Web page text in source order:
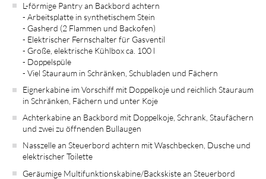
L-förmige Pantry an Backbord achtern
- Arbeitsplatte in synthetischem Stein
- Gasherd (2 Flammen und Backofen)
- Elektrischer Fernschalter für Gasventil
- Große, elektrische Kühlbox ca. 100 l
- Doppelspüle
- Viel Stauraum in Schränken, Schubladen und Fächern
Eignerkabine im Vorschiff mit Doppelkoje und reichlich Stauraum
in Schränken, Fächern und unter Koje
Achterkabine an Backbord mit Doppelkoje, Schrank, Staufächern
und zwei zu öffnenden Bullaugen
Nasszelle an Steuerbord achtern mit Waschbecken, Dusche und
elektrischer Toilette
Geräumige Multifunktionskabine/Backskiste an Steuerbord